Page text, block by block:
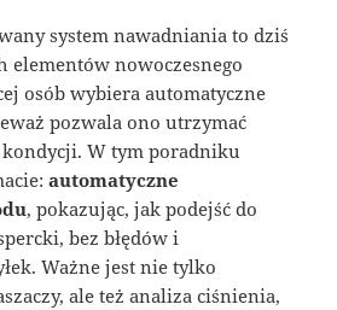
system nawadniania to dziś
elementów nowoczesnego
osób wybiera automatyczne
pozwala ono utrzymać
W tym poradniku
automatyczne
, pokazując, jak podejść do
bez błędów i
Ważne jest nie tylko
ale też analiza ciśnienia,